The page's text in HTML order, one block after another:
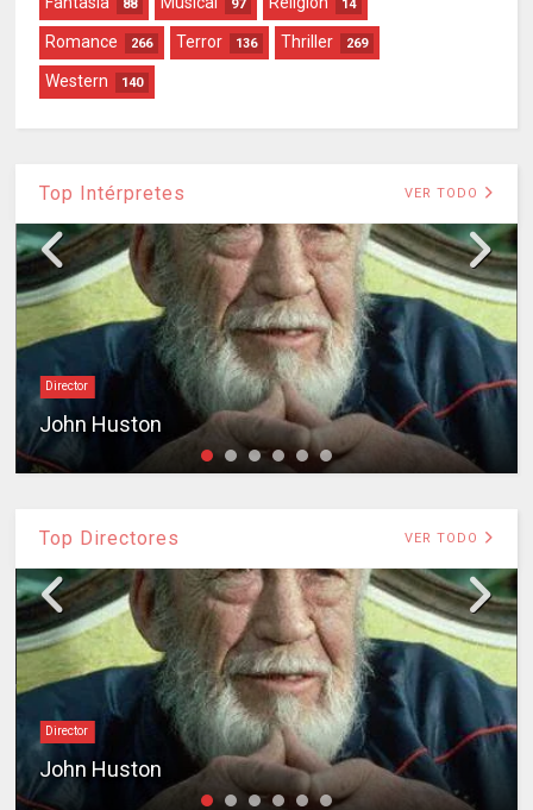
88 97 14
Romance 266 Terror 136 Thriller 269
Western 140
Top Intérpretes VER TODO
Director
John Huston
Top Directores VER TODO
Director
John Huston